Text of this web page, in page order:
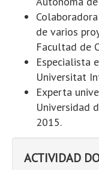
de varios
Facultad de
Especialista
Universitat
Experta
Universidad
2015.
ACTIVIDAD